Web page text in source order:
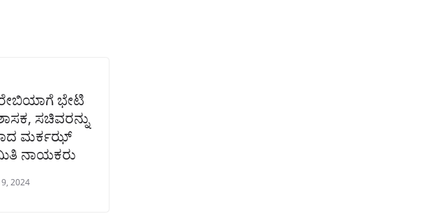
ಭೇಟಿ
ಸಚಿವರನ್ನು
ಮರ್ಕಝ್
ನಾಯಕರು
2024